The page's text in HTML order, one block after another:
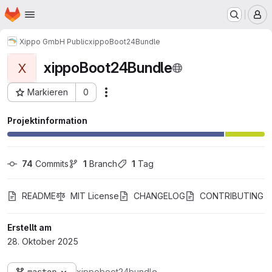
Zum Hauptinhalt springen
Startseite
Xippo GmbH PublicxippoBoot24Bundle
X xippoBoot24Bundle
Markieren 0
Projekt-ID: 63
Projektinformation
74 Commits 1 Branch 1 Tag
README MIT License CHANGELOG CONTRIBUTING
Erstellt am
28. Oktober 2025